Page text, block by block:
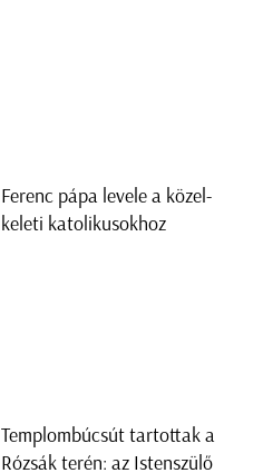
Ferenc pápa levele a közel-
keleti katolikusokhoz
Templombúcsút tartottak a
Rózsák terén: az Istenszülő